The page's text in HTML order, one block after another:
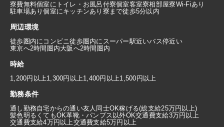
寮費無料個室にトイレ・お風呂付寮個室客室寮相部屋寮Wi-Fiあり
駐車場あり個室にキッチンあり 寮まで徒歩5分以内
周辺環境
徒歩圏内にコンビニ徒歩圏内にスーパー駅近いバス停近い
東京へ2時間圏内大阪へ2時間圏内
時給
1,200円以上1,300円以上1,400円以上1,500円以上
勤務条件
通し勤務自宅からの通い友人同士OK稼げる(総支給25万円以上)
髪色明るくてもOK革靴・パンプス以外OK交通費支給3万円以上
交通費支給4万円以上交通費支給5万円以上